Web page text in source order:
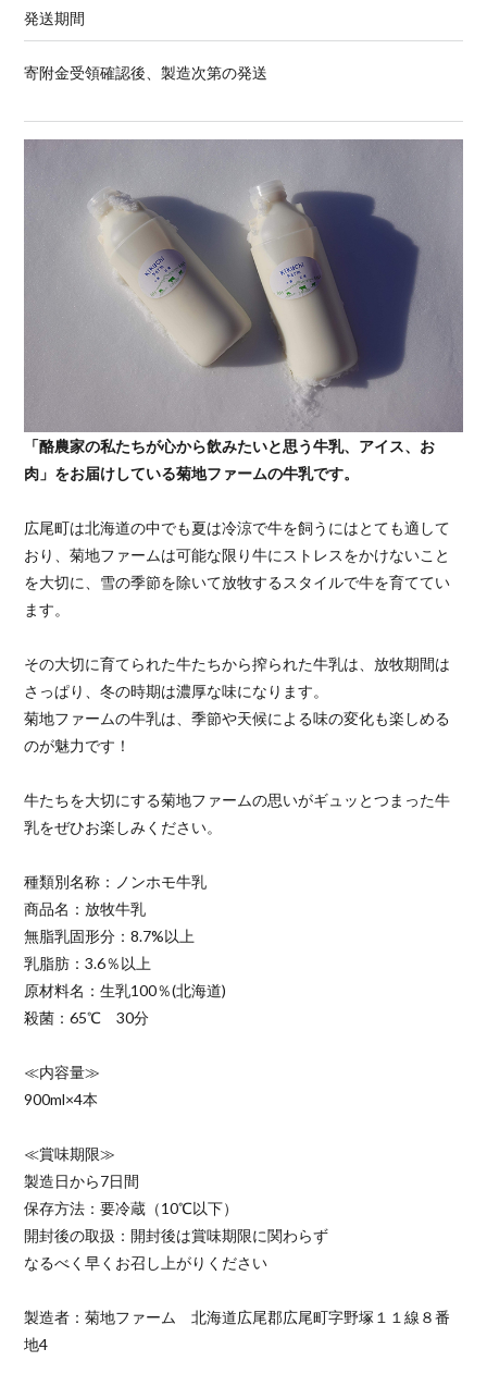
発送期間
寄附金受領確認後、製造次第の発送
「酪農家の私たちが心から飲みたいと思う牛乳、アイス、お
肉」をお届けしている菊地ファームの牛乳です。
広尾町は北海道の中でも夏は冷涼で牛を飼うにはとても適して
おり、菊地ファームは可能な限り牛にストレスをかけないこと
を大切に、雪の季節を除いて放牧するスタイルで牛を育ててい
ます。
その大切に育てられた牛たちから搾られた牛乳は、放牧期間は
さっぱり、冬の時期は濃厚な味になります。
菊地ファームの牛乳は、季節や天候による味の変化も楽しめる
のが魅力です！
牛たちを大切にする菊地ファームの思いがギュッとつまった牛
乳をぜひお楽しみください。
種類別名称：ノンホモ牛乳
商品名：放牧牛乳
無脂乳固形分：8.7%以上
乳脂肪：3.6％以上
原材料名：生乳100％(北海道)
殺菌：65℃ 30分
≪内容量≫
900ml×4本
≪賞味期限≫
製造日から7日間
保存方法：要冷蔵（10℃以下）
開封後の取扱：開封後は賞味期限に関わらず
なるべく早くお召し上がりください
製造者：菊地ファーム 北海道広尾郡広尾町字野塚１１線８番
地4